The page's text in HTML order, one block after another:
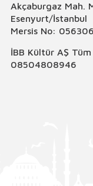
Akçaburgaz Mah.
Esenyurt/İstanbul
Mersis No:
İBB Kültür AŞ
08504808946